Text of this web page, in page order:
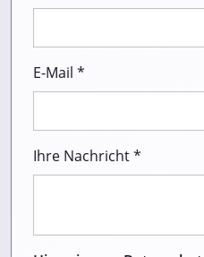
E-Mail *
Ihre Nachricht *